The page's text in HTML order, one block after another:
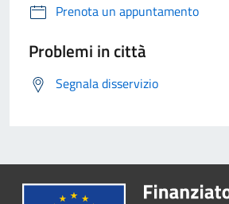
Prenota un appuntamento
Problemi in città
Segnala disservizio